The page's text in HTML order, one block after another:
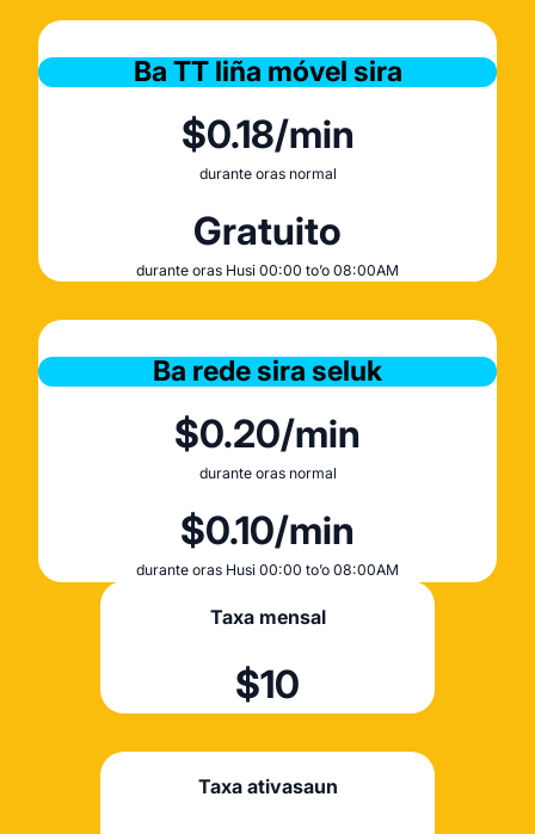
Ba TT liña móvel sira
$0.18/min
durante oras normal
Gratuito
durante oras Husi 00:00 to’o 08:00AM
Ba rede sira seluk
$0.20/min
durante oras normal
$0.10/min
durante oras Husi 00:00 to’o 08:00AM
Taxa mensal
$10
Taxa ativasaun